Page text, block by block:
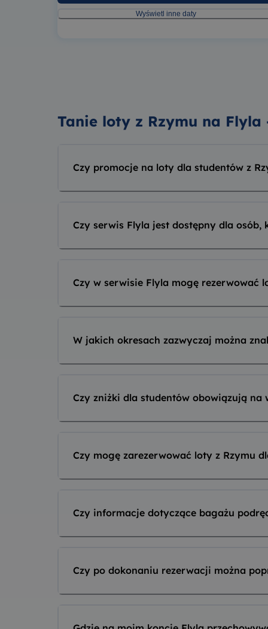
Wyświetl inne daty
Tanie loty z Rzymu na
Czy promocje na loty dla studentów z
Czy serwis Flyla jest dostępny dla osób,
Czy w serwisie Flyla mogę rezerwować
W jakich okresach zazwyczaj można
Czy zniżki dla studentów obowiązują na
Czy mogę zarezerwować loty z Rzymu
Czy informacje dotyczące bagażu
Czy po dokonaniu rezerwacji można